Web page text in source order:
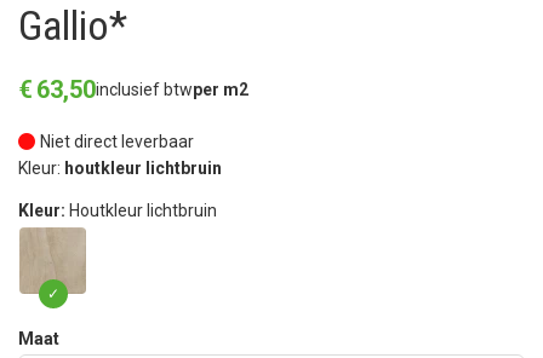
Gallio*
€ 63,50inclusief btwper m2
Niet direct leverbaar
Kleur: houtkleur lichtbruin
Kleur: Houtkleur lichtbruin
Maat